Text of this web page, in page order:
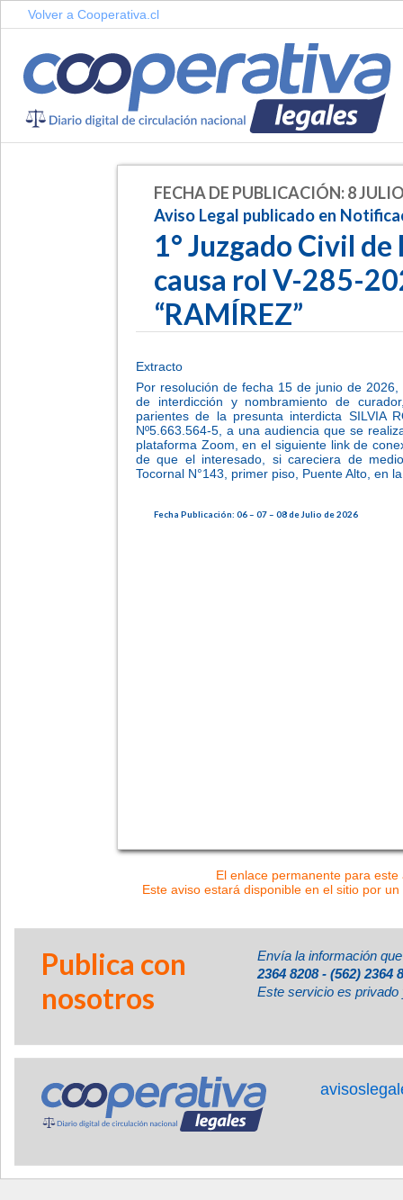
Volver a Cooperativa.cl
FECHA DE PUBLICACIÓN: 8
Aviso Legal publicado en
1° Juzgado Civil
causa rol V-285-
“RAMÍREZ”
Extracto
Por resolución de fecha 15 de junio de
de interdicción y nombramiento de
parientes de la presunta interdicta SILVIA
Nº5.663.564-5, a una audiencia que se
plataforma Zoom, en el siguiente link de
de que el interesado, si careciera de
Tocornal N°143, primer piso, Puente Alto, en
Fecha Publicación: 06 – 07 – 08 de Julio de 2026
El enlace permanente para
Este aviso estará disponible en el sitio por
Publica con
nosotros
Envía la información
2364 8208 - (562) 2364
Este servicio es privado